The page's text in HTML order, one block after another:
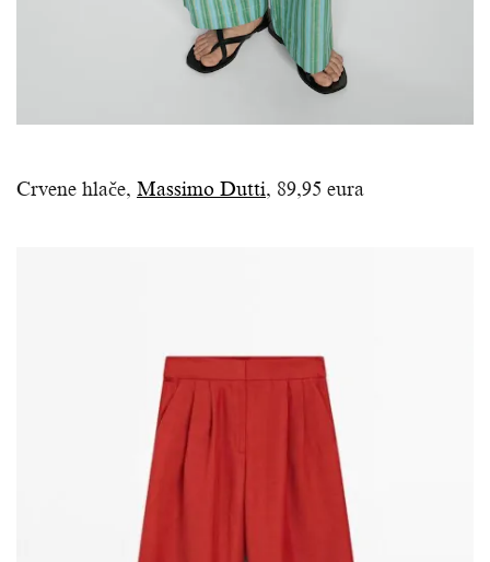
Crvene hlače, Massimo Dutti, 89,95 eura